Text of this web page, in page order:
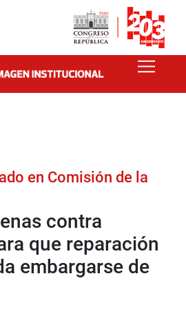
en Comisión de la
contra
que reparación
embargarse de